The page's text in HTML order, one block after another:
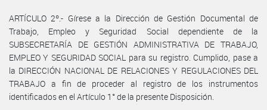
ARTÍCULO 2º.- Gírese a la Dirección de Gestión Documental de
Trabajo, Empleo y Seguridad Social dependiente de la
SUBSECRETARÍA DE GESTIÓN ADMINISTRATIVA DE TRABAJO,
EMPLEO Y SEGURIDAD SOCIAL para su registro. Cumplido, pase a
la DIRECCIÓN NACIONAL DE RELACIONES Y REGULACIONES DEL
TRABAJO a fin de proceder al registro de los instrumentos
identificados en el Artículo 1° de la presente Disposición.